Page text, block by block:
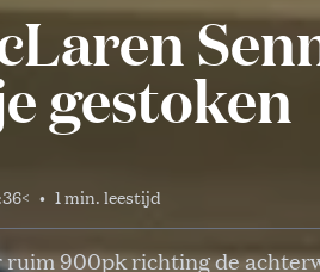
gestoken
< • 1 min. leestijd
900pk richting de